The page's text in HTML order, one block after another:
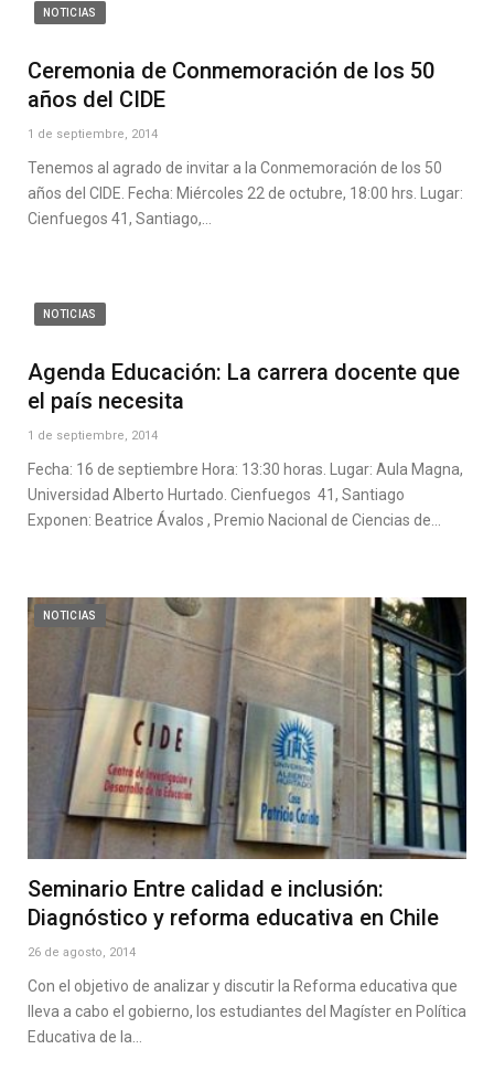
NOTICIAS
Ceremonia de Conmemoración de los 50
años del CIDE
1 de septiembre, 2014
Tenemos al agrado de invitar a la Conmemoración de los 50
años del CIDE. Fecha: Miércoles 22 de octubre, 18:00 hrs. Lugar:
Cienfuegos 41, Santiago,…
NOTICIAS
Agenda Educación: La carrera docente que
el país necesita
1 de septiembre, 2014
Fecha: 16 de septiembre Hora: 13:30 horas. Lugar: Aula Magna,
Universidad Alberto Hurtado. Cienfuegos 41, Santiago
Exponen: Beatrice Ávalos , Premio Nacional de Ciencias de…
NOTICIAS
Seminario Entre calidad e inclusión:
Diagnóstico y reforma educativa en Chile
26 de agosto, 2014
Con el objetivo de analizar y discutir la Reforma educativa que
lleva a cabo el gobierno, los estudiantes del Magíster en Política
Educativa de la…